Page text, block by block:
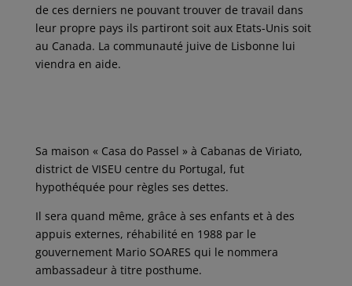
de ces derniers ne pouvant trouver de travail dans
leur propre pays ils partiront soit aux Etats-Unis soit
au Canada. La communauté juive de Lisbonne lui
viendra en aide.
Sa maison « Casa do Passel » à Cabanas de Viriato,
district de VISEU centre du Portugal, fut
hypothéquée pour règles ses dettes.
Il sera quand même, grâce à ses enfants et à des
appuis externes, réhabilité en 1988 par le
gouvernement Mario SOARES qui le nommera
ambassadeur à titre posthume.